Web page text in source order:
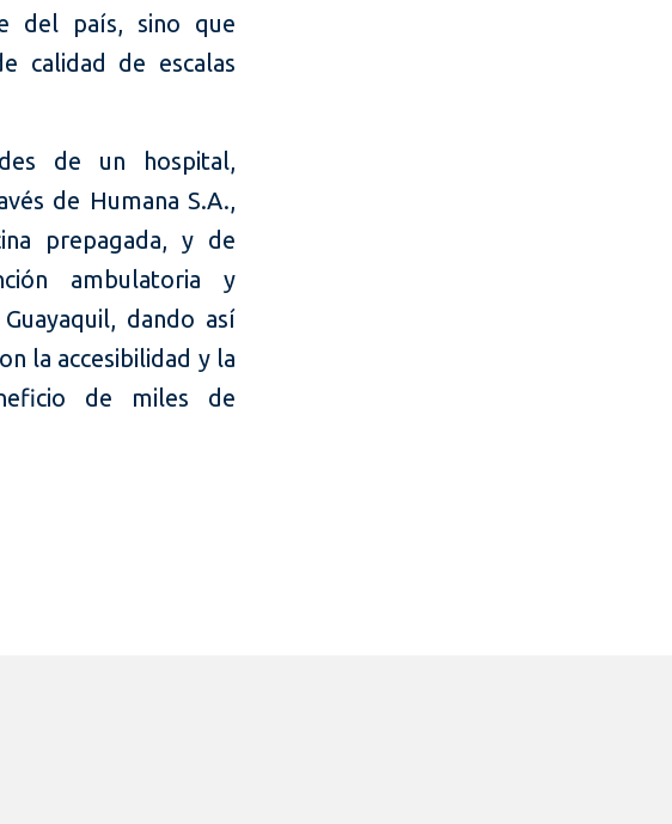
del país, sino que
calidad de escalas
de un hospital,
de Humana S.A.,
prepagada, y de
ambulatoria y
dando así
la accesibilidad y la
de miles de